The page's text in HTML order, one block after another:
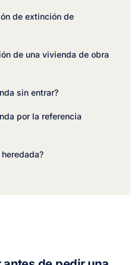
de extinción de
de una vivienda de obra
sin entrar?
por la referencia